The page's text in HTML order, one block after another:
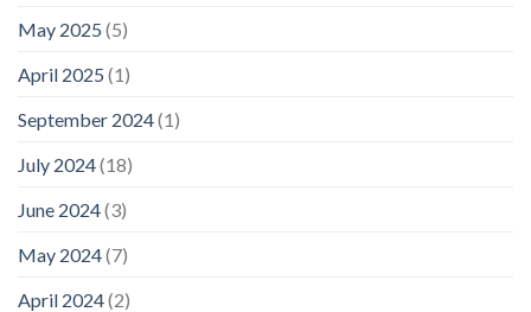
May 2025 (5)
April 2025 (1)
September 2024(1)
July 2024(18)
June 2024(3)
May 2024(7)
April 2024(2)